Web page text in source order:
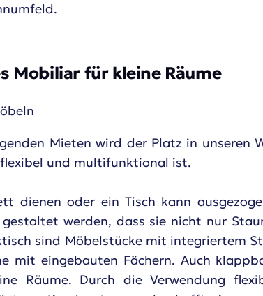
Mobiliar für kleine Räume
Mieten wird der Platz in unseren
und multifunktional ist.
dienen oder ein Tisch kann
werden, dass sie nicht nur
sind Möbelstücke mit integriertem
mit eingebauten Fächern. Auch
Räume. Durch die Verwendung